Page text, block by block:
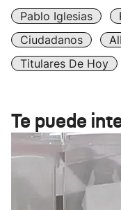
Pablo Iglesias
Ciudadanos
Titulares De Hoy
Te puede